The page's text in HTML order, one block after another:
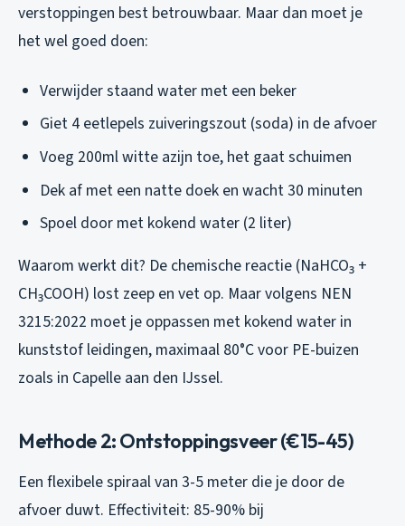
verstoppingen best betrouwbaar. Maar dan moet je
het wel goed doen:
Verwijder staand water met een beker
Giet 4 eetlepels zuiveringszout (soda) in de afvoer
Voeg 200ml witte azijn toe, het gaat schuimen
Dek af met een natte doek en wacht 30 minuten
Spoel door met kokend water (2 liter)
Waarom werkt dit? De chemische reactie (NaHCO₃ +
CH₃COOH) lost zeep en vet op. Maar volgens NEN
3215:2022 moet je oppassen met kokend water in
kunststof leidingen, maximaal 80°C voor PE-buizen
zoals in Capelle aan den IJssel.
Methode 2: Ontstoppingsveer (€15-45)
Een flexibele spiraal van 3-5 meter die je door de
afvoer duwt. Effectiviteit: 85-90% bij